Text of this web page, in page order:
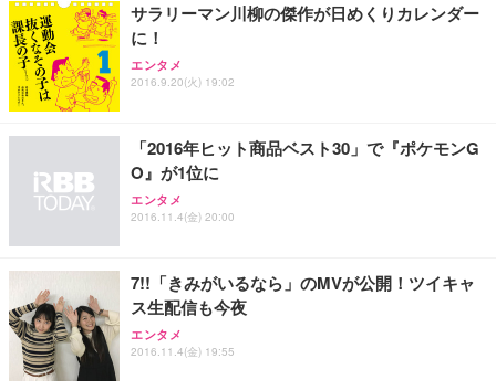
サラリーマン川柳の傑作が日めくりカレンダー
に！
エンタメ
2016.9.20(火) 19:02
「2016年ヒット商品ベスト30」で『ポケモンG
O』が1位に
エンタメ
2016.11.4(金) 20:00
7!!「きみがいるなら」のMVが公開！ツイキャ
ス生配信も今夜
エンタメ
2016.11.4(金) 19:55